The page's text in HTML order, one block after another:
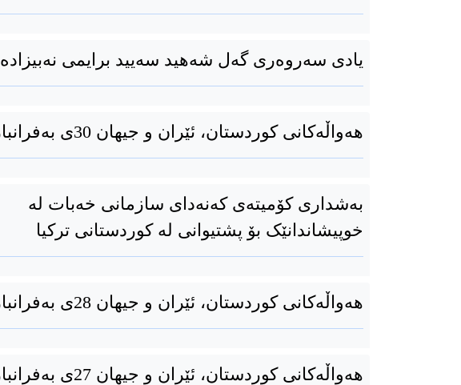
یادی سەروەری گەل شەهید سه‌یید برایمی نەبیزادە
هەواڵەکانی کوردستان، ئێران و جیهان 30ی بەفرانباری 1394
بەشداری کۆمیتەی کەنەدای سازمانی خەبات لە
خوپیشاندانێک بۆ پشتیوانی لە کوردستانی ترکیا
هەواڵەکانی کوردستان، ئێران و جیهان 28ی بەفرانباری 1394
هەواڵەکانی کوردستان، ئێران و جیهان 27ی بەفرانباری 1394